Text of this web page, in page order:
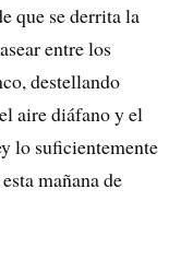
que se derrita la
entre los
destellando
aire diáfano y el
lo suficientemente
mañana de